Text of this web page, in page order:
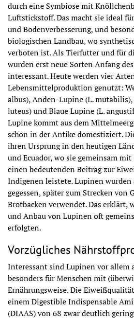
durch eine Symbiose mit
Luftstickstoff. Das macht sie ideal
und Bodenverbesserung, und
biologischen Landbau, wo
verboten ist. Als Tierfutter und für
wurden erst neue Sorten Anfang
interessant. Heute werden vier
Lebensmittelproduktion genutzt:
albus), Anden-Lupine (L. mutabilis),
luteus) und Blaue Lupine (L.
Lupine kommt aus dem
schon in der Antike domestiziert.
ihren Ursprung in den heutigen
und Ecuador, wo sie gemeinsam
einen bedeutenden Beitrag zur
Indigenen leistete. Lupinen wurden
gegessen, später zum Strecken von
Brotbacken verwendet. Das erklärt,
und Anbau von Lupinen oft
erfolgten.
Vorzügliches
Interessant sind Lupinen vor allem
besonders für Menschen mit
Ernährungsweise. Die
einem Digestible Indispensable
(DIAAS) von 68 zwar deutlich